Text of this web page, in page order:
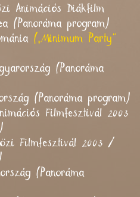
Animációs Diákfilm
(Panoráma program)
(„Minimum Party”
(Panoráma
(Panoráma program)
Filmfesztivál 2003
Filmfesztivál 2003 /
(Panoráma